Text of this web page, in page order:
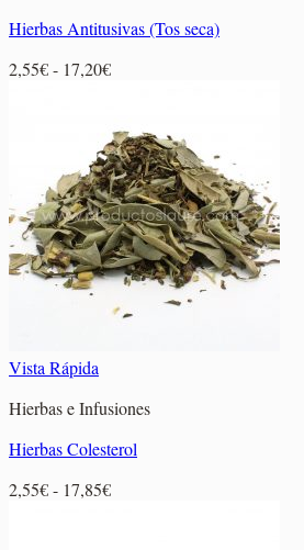
Hierbas Antitusivas (Tos seca)
2,55€- 17,20€Rango
desde
2,55€
hasta
17,20€
Vista Rápida
Hierbas e Infusiones
Hierbas Colesterol
2,55€- 17,85€Rango